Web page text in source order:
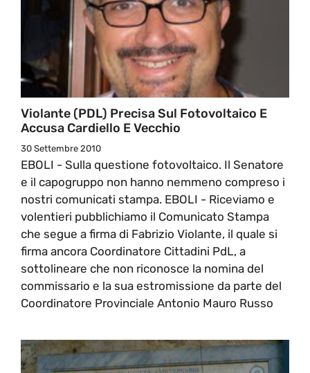
Violante (PDL) Precisa Sul Fotovoltaico E
Accusa Cardiello E Vecchio
30 Settembre 2010
EBOLI - Sulla questione fotovoltaico. Il Senatore
e il capogruppo non hanno nemmeno compreso i
nostri comunicati stampa. EBOLI - Riceviamo e
volentieri pubblichiamo il Comunicato Stampa
che segue a firma di Fabrizio Violante, il quale si
firma ancora Coordinatore Cittadini PdL, a
sottolineare che non riconosce la nomina del
commissario e la sua estromissione da parte del
Coordinatore Provinciale Antonio Mauro Russo